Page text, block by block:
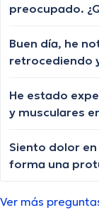
preocupado
preocupado.
Buen día, he
retrocediendo
para detener
He estado
y musculares
puedo aliviar
Siento dolor en
forma una
Que puede
Ver más